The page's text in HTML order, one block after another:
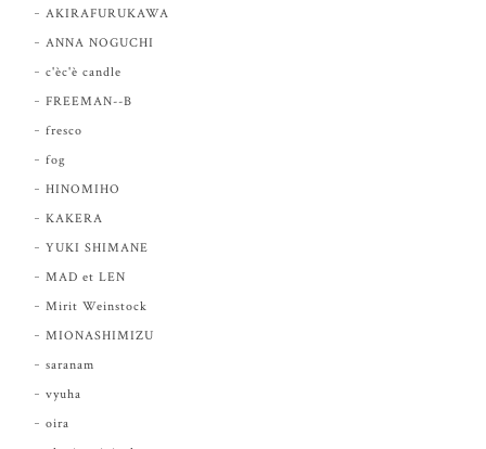
AKIRAFURUKAWA
ANNA NOGUCHI
c'èc'è candle
FREEMAN--B
fresco
fog
HINOMIHO
KAKERA
YUKI SHIMANE
MAD et LEN
Mirit Weinstock
MIONASHIMIZU
saranam
vyuha
oira